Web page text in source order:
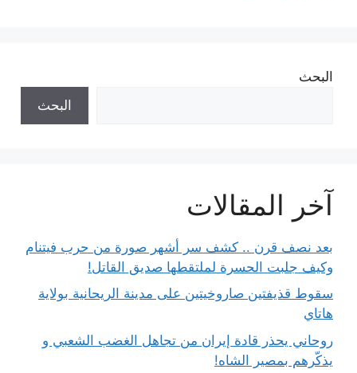
البحث
البحث
آخر المقالات
بعد نصف قرن .. كشف سر أشهر صورة من حرب فيتنام
وكيف جلبت الحسرة لملتقطها صديق القاتل!
سقوط قذيفتين صاروخيتين على مدينة الريحانية بولاية
هاتاي
روحاني يحذر قادة إيران من تجاهل الغضب الشعبي و
يذكّرهم بمصير الشاه!